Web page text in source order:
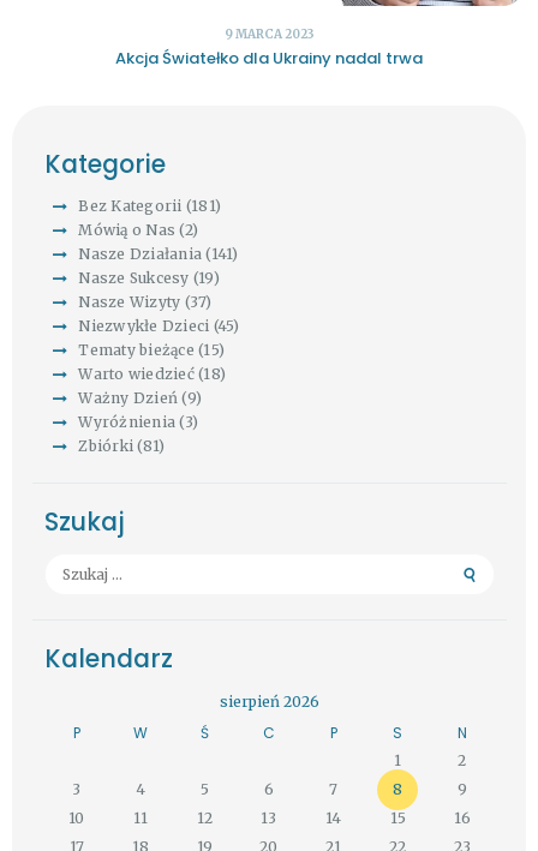
9 MARCA 2023
Akcja Światełko dla Ukrainy nadal trwa
Kategorie
Bez Kategorii (181)
Mówią o Nas (2)
Nasze Działania (141)
Nasze Sukcesy (19)
Nasze Wizyty (37)
Niezwykłe Dzieci (45)
Tematy bieżące (15)
Warto wiedzieć(18)
Ważny Dzień (9)
Wyróżnienia (3)
Zbiórki (81)
Szukaj
Szukaj:
Kalendarz
sierpień 2026
P W Ś C P S N
1
2
3
4 5 6 7 8
9
10
11 12 13 14 15
16
17
18 19 20 21 22
23